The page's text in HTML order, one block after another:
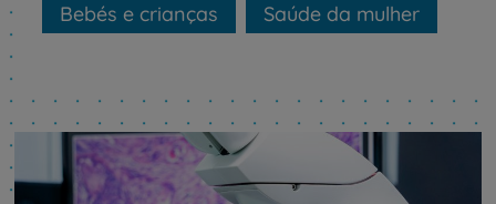
Bebés e crianças
Saúde da mulher